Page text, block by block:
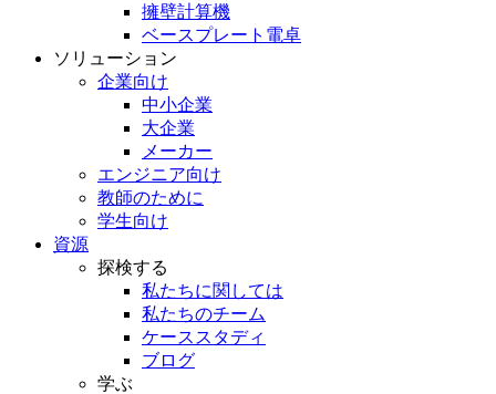
擁壁計算機
ベースプレート電卓
ソリューション
企業向け
中小企業
大企業
メーカー
エンジニア向け
教師のために
学生向け
資源
探検する
私たちに関しては
私たちのチーム
ケーススタディ
ブログ
学ぶ